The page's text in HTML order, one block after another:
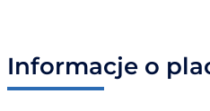
Informacje o